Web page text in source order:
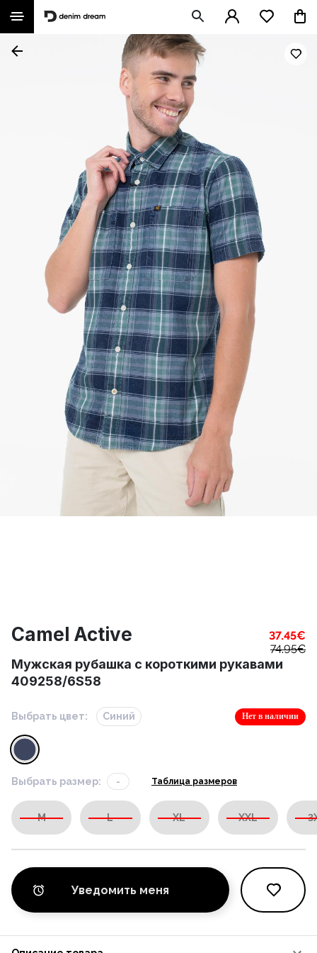
Camel Active 37.45€
74.95€
Мужская рубашка с короткими рукавами
409258/6S58
Выбрать цвет: Синий Нет в наличии
Выбрать размер: - Таблица размеров
M L XL XXL
Уведомить меня